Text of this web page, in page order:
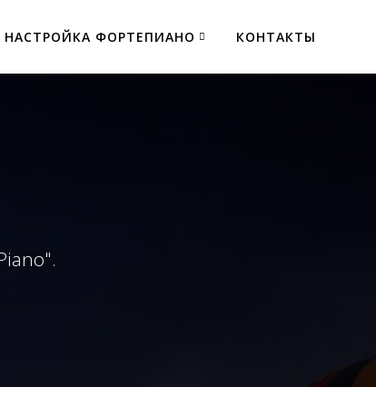
НАСТРОЙКА ФОРТЕПИАНО КОНТАКТЫ